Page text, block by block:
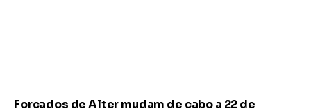
Forcados de Alter mudam de cabo a 22 de